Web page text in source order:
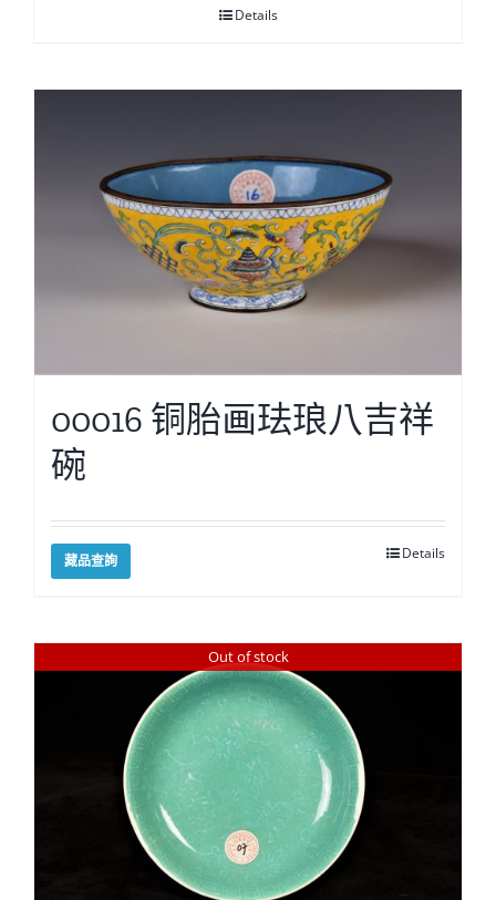
Details
00016 铜胎画珐琅八吉祥
碗
藏品查詢 Details
Out of stock